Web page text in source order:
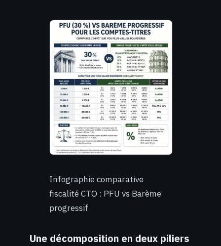
Infographie comparative
fiscalité CTO : PFU vs Barème
progressif
Une décomposition en deux piliers